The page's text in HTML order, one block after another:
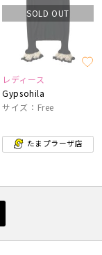
SOLD OUT
レディース
Gypsohila
サイズ：Free
たまプラーザ店